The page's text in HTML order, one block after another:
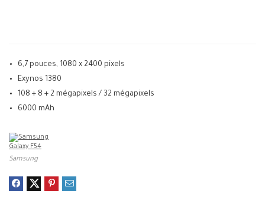
6,7 pouces, 1080 x 2400 pixels
Exynos 1380
108 + 8 + 2 mégapixels / 32 mégapixels
6000 mAh
Samsung